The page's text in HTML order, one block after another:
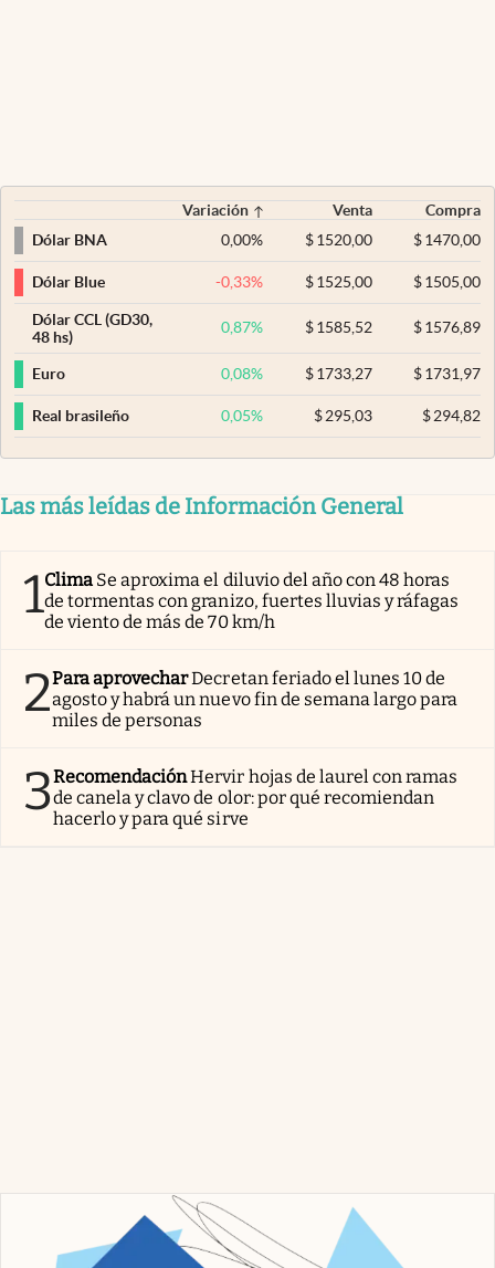
Variación Venta
Compra
Dólar BNA
0,00% $ 1520,00 $1470,00
Dólar Blue -0,33% $ 1525,00 $1505,00
Dólar CCL (GD30,
48 hs)
0,87% $ 1585,52 $1576,89
Euro 0,08% $ 1733,27 $1731,97
Real brasileño 0,05% $ 295,03 $294,82
Las más leídas de Información General
1Clima Se aproxima el diluvio del año con 48 horas
de tormentas con granizo, fuertes lluvias y ráfagas
de viento de más de 70 km/h
2Para aprovecharDecretan feriado el lunes 10 de
agosto y habrá un nuevo fin de semana largo para
miles de personas
3RecomendaciónHervir hojas de laurel con ramas
de canela y clavo de olor: por qué recomiendan
hacerlo y para qué sirve